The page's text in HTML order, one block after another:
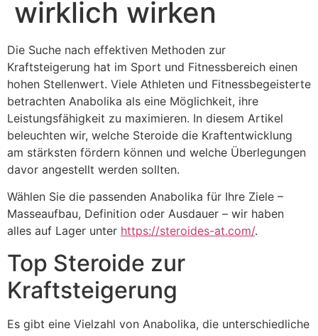
wirklich wirken
Die Suche nach effektiven Methoden zur
Kraftsteigerung hat im Sport und Fitnessbereich einen
hohen Stellenwert. Viele Athleten und Fitnessbegeisterte
betrachten Anabolika als eine Möglichkeit, ihre
Leistungsfähigkeit zu maximieren. In diesem Artikel
beleuchten wir, welche Steroide die Kraftentwicklung
am stärksten fördern können und welche Überlegungen
davor angestellt werden sollten.
Wählen Sie die passenden Anabolika für Ihre Ziele –
Masseaufbau, Definition oder Ausdauer – wir haben
alles auf Lager unter https://steroides-at.com/.
Top Steroide zur
Kraftsteigerung
Es gibt eine Vielzahl von Anabolika, die unterschiedliche